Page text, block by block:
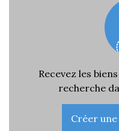
Recevez les
recherche
Créer